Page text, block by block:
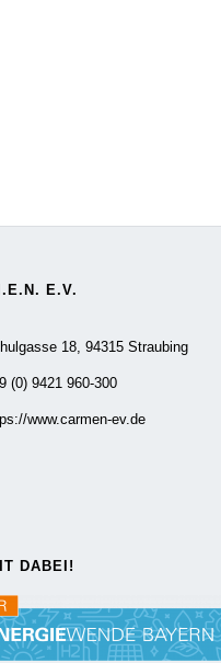
E.V.
18, 94315 Straubing
(0) 9421 960-300
www.carmen-ev.de
DABEI!